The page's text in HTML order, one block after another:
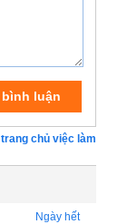
chủ việc làm
Ngày hết